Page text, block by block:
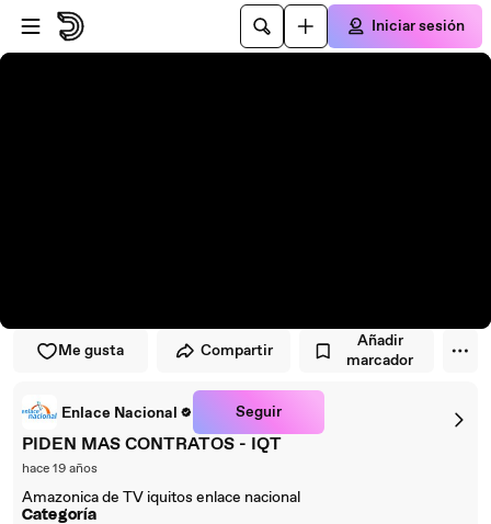
Saltar al reproductor
Saltar al contenido principal
Iniciar sesión
Me gusta Compartir
Añadir
marcador
Enlace Nacional Seguir
PIDEN MAS CONTRATOS - IQT
hace 19 años
Amazonica de TV iquitos enlace nacional
Categoría